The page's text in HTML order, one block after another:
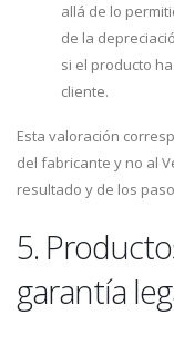
allá de lo
de la
si el producto
cliente.
Esta valoración
del fabricante y no al
resultado y de los
5.
garantía